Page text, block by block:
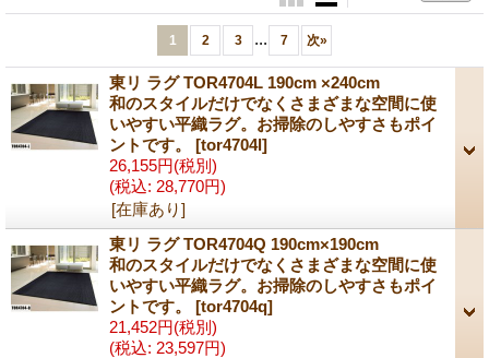
1 2 3 ... 7 次»
東リ ラグ TOR4704L 190cm ×240cm
和のスタイルだけでなくさまざまな空間に使
いやすい平織ラグ。お掃除のしやすさもポイ
ントです。 [tor4704l]
26,155円(税別)
(税込: 28,770円)
[在庫あり]
東リ ラグ TOR4704Q 190cm×190cm
和のスタイルだけでなくさまざまな空間に使
いやすい平織ラグ。お掃除のしやすさもポイ
ントです。 [tor4704q]
21,452円(税別)
(税込: 23,597円)